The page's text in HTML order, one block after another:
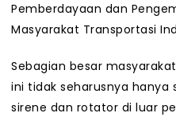
Pemberdayaan dan
Masyarakat Transportasi
Sebagian besar
ini tidak seharusnya hanya
sirene dan rotator di luar